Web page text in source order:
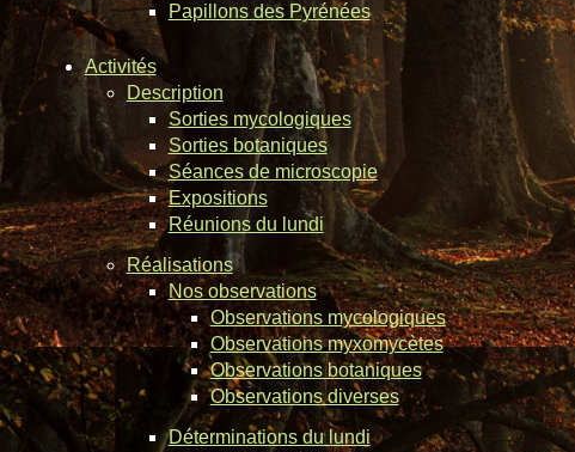
Papillons des Pyrénées
Activités
Description
Sorties mycologiques
Sorties botaniques
Séances de microscopie
Expositions
Réunions du lundi
Réalisations
Nos observations
Observations mycologiques
Observations myxomycètes
Observations botaniques
Observations diverses
Déterminations du lundi